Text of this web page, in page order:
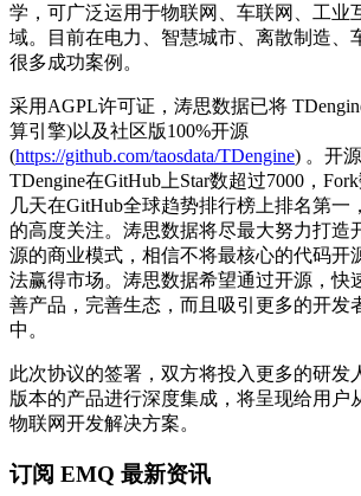
学，可广泛运用于物联网、车联网、工业
域。目前在电力、智慧城市、离散制造、
很多成功案例。
采用AGPL许可证，涛思数据已将
算引擎)以及社区版100%开源
(https://github.com/taosdata/TDengine) 。开
TDengine在GitHub上Star数超过7000，
几天在GitHub全球趋势排行榜上排名第一
的高度关注。涛思数据将尽最大努力打造
源的商业模式，相信不将最核心的代码开
法赢得市场。涛思数据希望通过开源，快
善产品，完善生态，而且吸引更多的开发
中。
此次协议的签署，双方将投入更多的研发
版本的产品进行深度集成，将呈现给用户
物联网开发解决方案。
订阅 EMQ 最新资讯